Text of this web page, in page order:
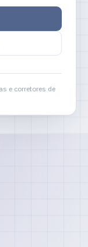
e corretores de